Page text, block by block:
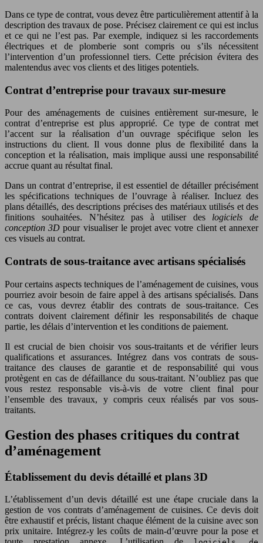
Dans ce type de contrat, vous devez être particulièrement attentif à la
description des travaux de pose. Précisez clairement ce qui est inclus
et ce qui ne l’est pas. Par exemple, indiquez si les raccordements
électriques et de plomberie sont compris ou s’ils nécessitent
l’intervention d’un professionnel tiers. Cette précision évitera des
malentendus avec vos clients et des litiges potentiels.
Contrat d’entreprise pour travaux sur-mesure
Pour des aménagements de cuisines entièrement sur-mesure, le
contrat d’entreprise est plus approprié. Ce type de contrat met
l’accent sur la réalisation d’un ouvrage spécifique selon les
instructions du client. Il vous donne plus de flexibilité dans la
conception et la réalisation, mais implique aussi une responsabilité
accrue quant au résultat final.
Dans un contrat d’entreprise, il est essentiel de détailler précisément
les spécifications techniques de l’ouvrage à réaliser. Incluez des
plans détaillés, des descriptions précises des matériaux utilisés et des
finitions souhaitées. N’hésitez pas à utiliser des logiciels de
conception 3Dpour visualiser le projet avec votre client et annexer
ces visuels au contrat.
Contrats de sous-traitance avec artisans spécialisés
Pour certains aspects techniques de l’aménagement de cuisines, vous
pourriez avoir besoin de faire appel à des artisans spécialisés. Dans
ce cas, vous devrez établir des contrats de sous-traitance. Ces
contrats doivent clairement définir les responsabilités de chaque
partie, les délais d’intervention et les conditions de paiement.
Il est crucial de bien choisir vos sous-traitants et de vérifier leurs
qualifications et assurances. Intégrez dans vos contrats de sous-
traitance des clauses de garantie et de responsabilité qui vous
protègent en cas de défaillance du sous-traitant. N’oubliez pas que
vous restez responsable vis-à-vis de votre client final pour
l’ensemble des travaux, y compris ceux réalisés par vos sous-
traitants.
Gestion des phases critiques du contrat
d’aménagement
Établissement du devis détaillé et plans 3D
L’établissement d’un devis détaillé est une étape cruciale dans la
gestion de vos contrats d’aménagement de cuisines. Ce devis doit
être exhaustif et précis, listant chaque élément de la cuisine avec son
prix unitaire. Intégrez-y les coûts de main-d’œuvre pour la pose et